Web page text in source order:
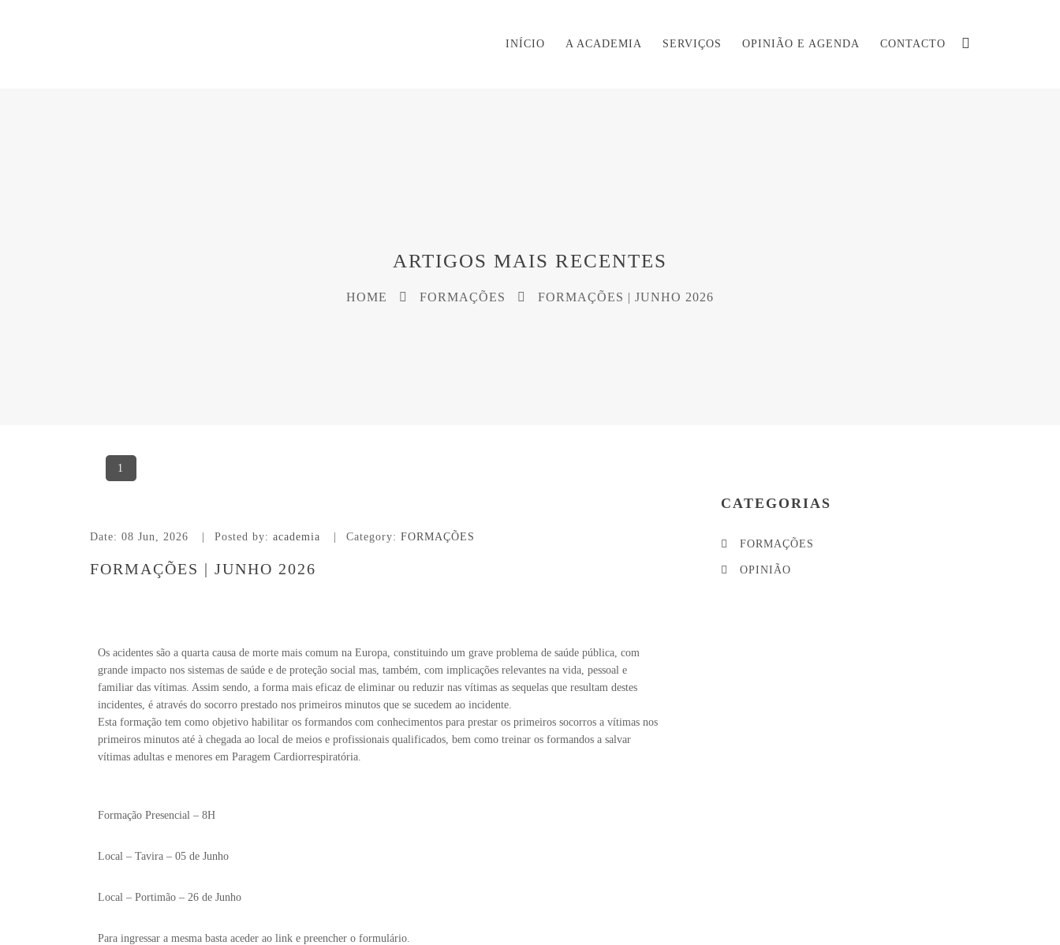
INÍCIO A ACADEMIA SERVIÇOS OPINIÃO E AGENDA CONTACTO
ARTIGOS MAIS RECENTES
HOME FORMAÇÕES FORMAÇÕES | JUNHO 2026
1
Date: 08 Jun, 2026 Posted by: academia Category: FORMAÇÕES
FORMAÇÕES | JUNHO 2026
Os acidentes são a quarta causa de morte mais comum na Europa, constituindo um grave problema de saúde pública, com
grande impacto nos sistemas de saúde e de proteção social mas, também, com implicações relevantes na vida, pessoal e
familiar das vítimas. Assim sendo, a forma mais eficaz de eliminar ou reduzir nas vítimas as sequelas que resultam destes
incidentes, é através do socorro prestado nos primeiros minutos que se sucedem ao incidente.
Esta formação tem como objetivo habilitar os formandos com conhecimentos para prestar os primeiros socorros a vítimas nos
primeiros minutos até à chegada ao local de meios e profissionais qualificados, bem como treinar os formandos a salvar
vítimas adultas e menores em Paragem Cardiorrespiratória.
Formação Presencial – 8H
Local – Tavira – 05 de Junho
Local – Portimão – 26 de Junho
Para ingressar a mesma basta aceder ao link e preencher o formulário.
CATEGORIAS
FORMAÇÕES
OPINIÃO